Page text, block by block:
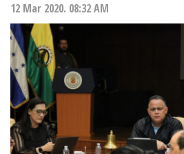
12 Mar 2020. 08:32 AM